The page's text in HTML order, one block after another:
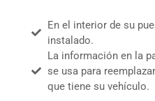
En el interior de su
instalado.
La información en la
se usa para
que tiene su vehículo.